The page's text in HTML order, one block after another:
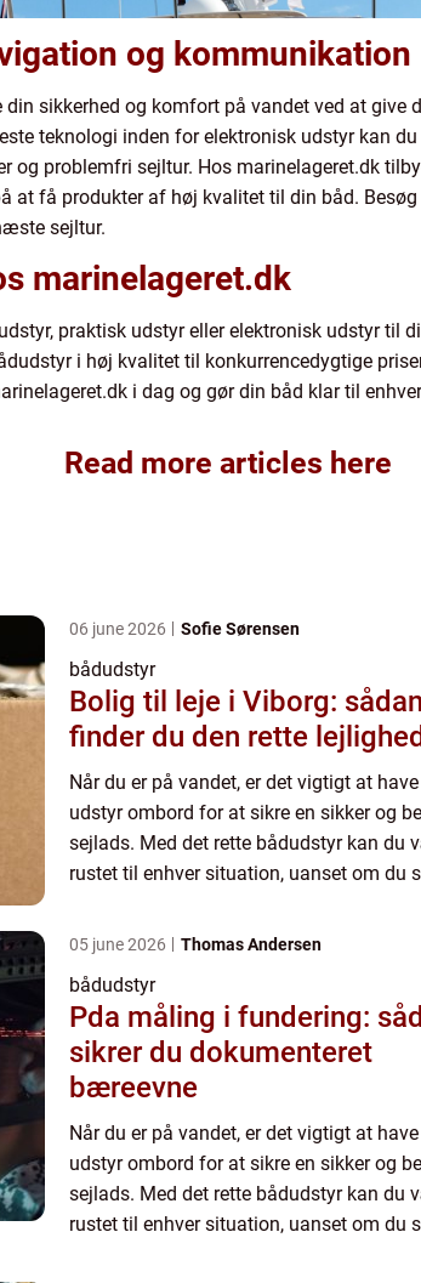
og kommunikation
din sikkerhed og komfort på vandet ved at
teknologi inden for elektronisk udstyr kan
og problemfri sejltur. Hos marinelageret.dk
at få produkter af høj kvalitet til din båd.
sejltur.
marinelageret.dk
praktisk udstyr eller elektronisk udstyr til
i høj kvalitet til konkurrencedygtige
i dag og gør din båd klar til
Read more articles here
06 june 2026 Sofie Sørensen
bådudstyr
Bolig til leje i Viborg: sådan
finder du den rette
Når du er på vandet, er det vigtigt at
udstyr ombord for at sikre en sikker og
sejlads. Med det rette bådudstyr kan du
rustet til enhver situation, uanset om du
05 june 2026 Thomas Andersen
bådudstyr
Pda måling i fundering:
sikrer du dokumenteret
bæreevne
Når du er på vandet, er det vigtigt at
udstyr ombord for at sikre en sikker og
sejlads. Med det rette bådudstyr kan du
rustet til enhver situation, uanset om du